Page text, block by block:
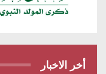
أخر الاخبار